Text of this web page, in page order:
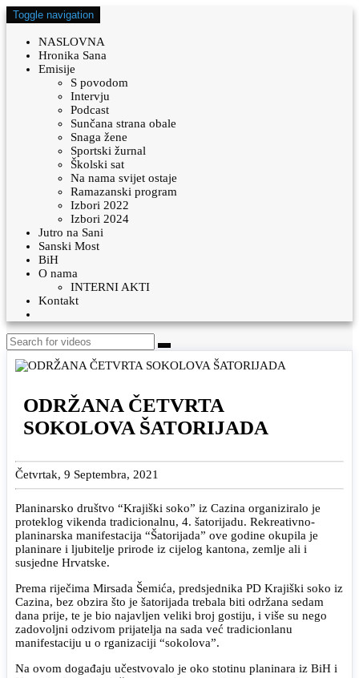
Toggle navigation
NASLOVNA
Hronika Sana
Emisije
S povodom
Intervju
Podcast
Sunčana strana obale
Snaga žene
Sportski žurnal
Školski sat
Na nama svijet ostaje
Ramazanski program
Izbori 2022
Izbori 2024
Jutro na Sani
Sanski Most
BiH
O nama
INTERNI AKTI
Kontakt
ODRŽANA ČETVRTA
SOKOLOVA ŠATORIJADA
Četvrtak, 9 Septembra, 2021
Planinarsko društvo “Krajiški soko” iz Cazina organiziralo je
proteklog vikenda tradicionalnu, 4. šatorijadu. Rekreativno-
planinarska manifestacija “Šatorijada” ove godine okupila je
planinare i ljubitelje prirode iz cijelog kantona, zemlje ali i
susjedne Hrvatske.
Prema riječima Mirsada Šemića, predsjednika PD Krajiški soko iz
Cazina, bez obzira što je šatorijada trebala biti održana sedam
dana prije, te je bio najavljen veliki broj gostiju, i više su nego
zadovoljni odzivom prijatelja na sada već tradicionlanu
manifestaciju u o rganizaciji “sokolova”.
Na ovom događaju učestvovalo je oko stotinu planinara iz BiH i